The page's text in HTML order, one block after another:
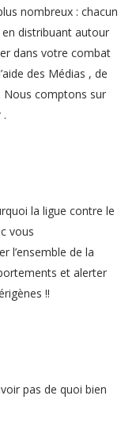
nombreux : chacun
distribuant autour
dans votre combat
des Médias , de
Nous comptons sur
.
la ligue contre le
vous
l’ensemble de la
et alerter
!!
pas de quoi bien